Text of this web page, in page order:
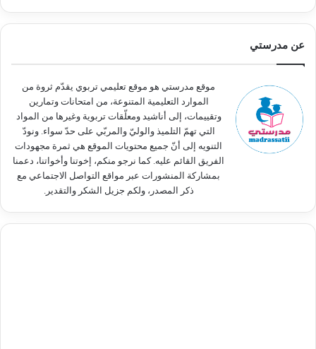
ن
عن مدرستي
موقع مدرستي هو موقع تعليمي تربوي يقدّم ثروة من
الموارد التعليمية المتنوعة، من امتحانات وتمارين
وتقييمات، إلى أناشيد ومعلّقات تربوية وغيرها من المواد
التي تهمّ التلميذ والوليّ والمربّي على حدّ سواء. ونودّ
التنويه إلى أنّ جميع محتويات الموقع هي ثمرة مجهودات
الفريق القائم عليه. كما نرجو منكم، إخوتنا وأخواتنا، دعمنا
بمشاركة المنشورات عبر مواقع التواصل الاجتماعي مع
ذكر المصدر، ولكم جزيل الشكر والتقدير.